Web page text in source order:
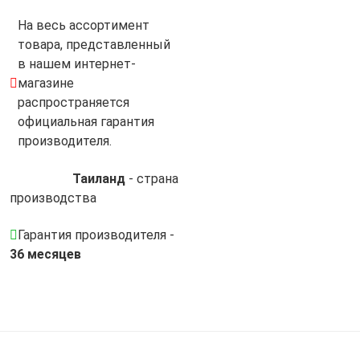
На весь ассортимент
товара, представленный
в нашем интернет-
магазине
распространяется
официальная гарантия
производителя.
Таиланд - cтрана
производства
Гарантия производителя -
36 месяцев